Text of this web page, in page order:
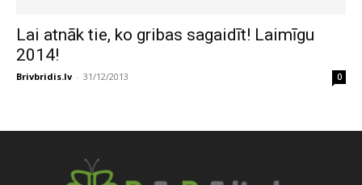
Lai atnāk tie, ko gribas sagaidīt! Laimīgu
2014!
Brivbridis.lv - 31/12/2013 0